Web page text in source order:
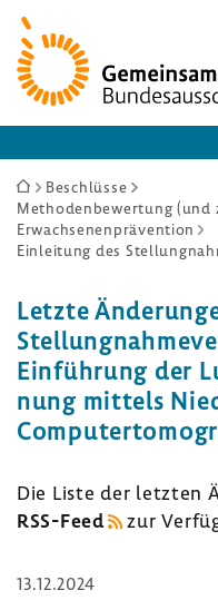
Zur
Startseite
Sie
sind
hier:
Beschlüsse
Methodenbewertung (und
Erwachsenenprävention
Letzte
Einfüh­rung der
nung mittels
Die Liste der letzten
RSS-​Feed
zur
13.12.2024